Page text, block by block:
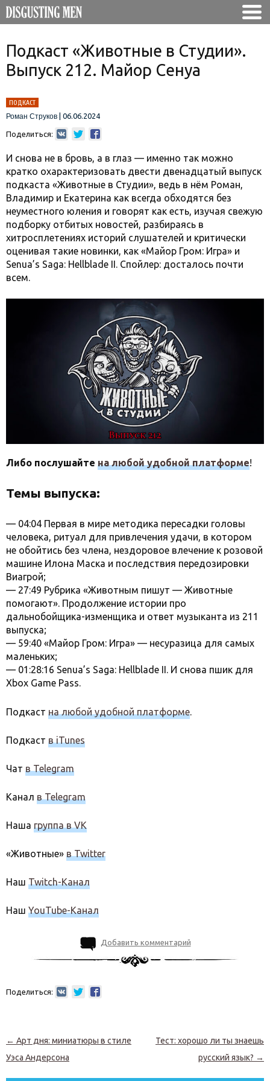
Подкаст «Животные в Студии».
Выпуск 212. Майор Сенуа
ПОДКАСТ
Роман Струков
06.06.2024
Поделиться:
И снова не в бровь, а в глаз — именно так можно
кратко охарактеризовать двести двенадцатый выпуск
подкаста «Животные в Студии», ведь в нём Роман,
Владимир и Екатерина как всегда обходятся без
неуместного юления и говорят как есть, изучая свежую
подборку отбитых новостей, разбираясь в
хитросплетениях историй слушателей и критически
оценивая такие новинки, как «Майор Гром: Игра» и
Senua’s Saga: Hellblade II. Спойлер: досталось почти
всем.
Либо послушайте на любой удобной платформе!
Темы выпуска:
— 04:04 Первая в мире методика пересадки головы
человека, ритуал для привлечения удачи, в котором
не обойтись без члена, нездоровое влечение к розовой
машине Илона Маска и последствия передозировки
Виагрой;
— 27:49 Рубрика «Животным пишут — Животные
помогают». Продолжение истории про
дальнобойщика-изменщика и ответ музыканта из 211
выпуска;
— 59:40 «Майор Гром: Игра» — несуразица для самых
маленьких;
— 01:28:16 Senua’s Saga: Hellblade II. И снова пшик для
Xbox Game Pass.
Подкаст на любой удобной платформе.
Подкаст в iTunes
Чат в Telegram
Канал в Telegram
Наша группа в VK
«Животные» в Twitter
Наш Twitch-Канал
Наш YouTube-Канал
Добавить комментарий
Поделиться:
Навигация по записям
← Арт дня: миниатюры в стиле
Уэса Андерсона
Тест: хорошо ли ты знаешь
русский язык? →